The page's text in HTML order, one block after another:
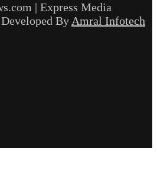
| Express Media
By Amral Infotech